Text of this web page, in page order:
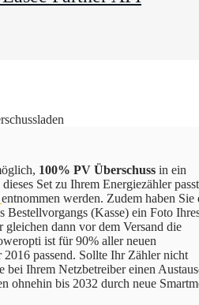
100% PV Überschuss in ein
Set zu Ihrem Energiezähler
entnommen werden. Zudem haben Sie
Bestellvorgangs (Kasse) ein Foto
gleichen dann vor dem Versand die
ist für 90% aller neuen
passend. Sollte Ihr Zähler nicht
bei Ihrem Netzbetreiber einen
ohnehin bis 2032 durch neue